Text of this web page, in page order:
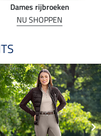
Dames rijbroeken
NU SHOPPEN